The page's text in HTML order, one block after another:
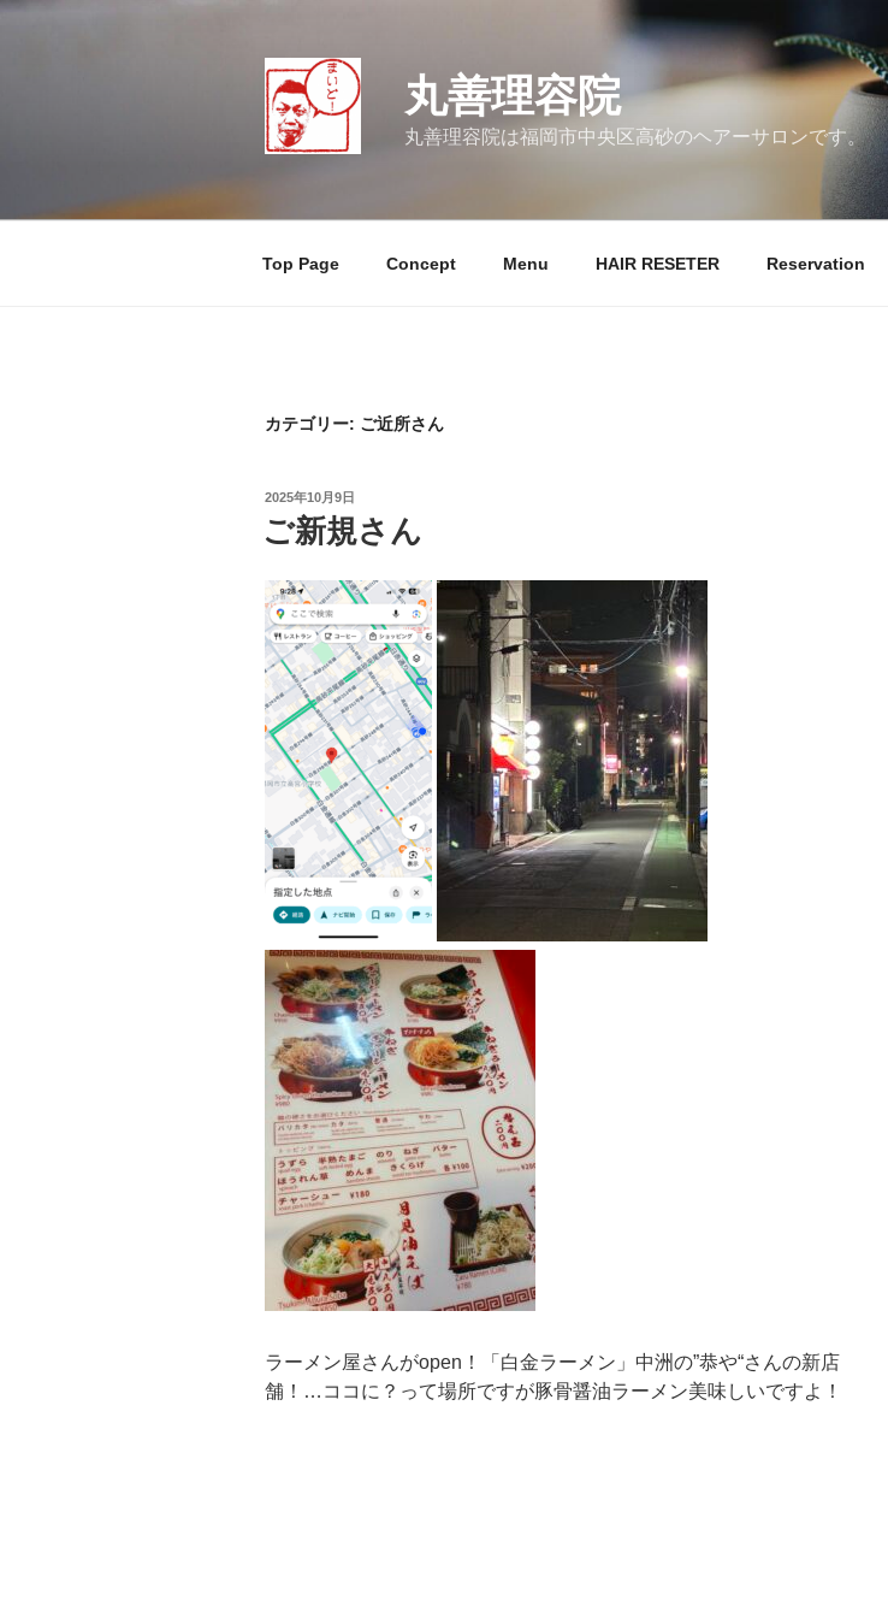
コ
キ
丸善理容院
丸善理容院は福岡市中央区高砂のヘアーサロンです。
Top Page Concept Menu HAIR RESETER Reservation
カテゴリー: ご近所さん
投
日:
2025年10月9日
ご新規さん
ラーメン屋さんがopen！「白金ラーメン」中洲の”恭や“さんの新店
舗！…ココに？って場所ですが豚骨醤油ラーメン美味しいですよ！